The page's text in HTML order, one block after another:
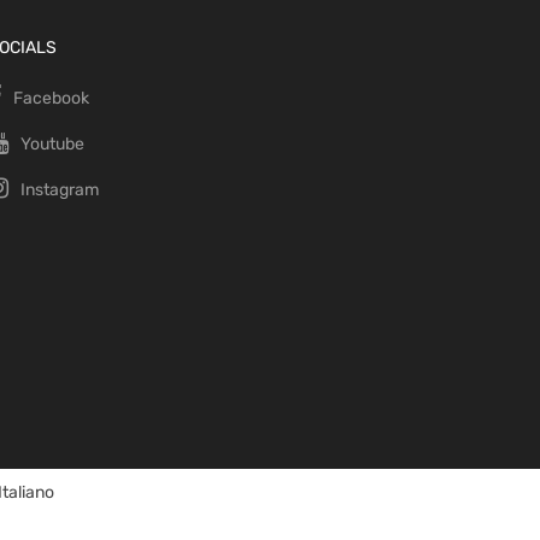
Facebook
Youtube
Instagram
Italiano